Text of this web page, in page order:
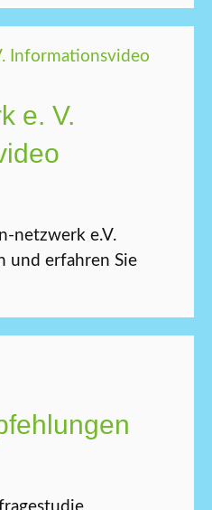
e. V.
netzwerk e.V.
und erfahren Sie